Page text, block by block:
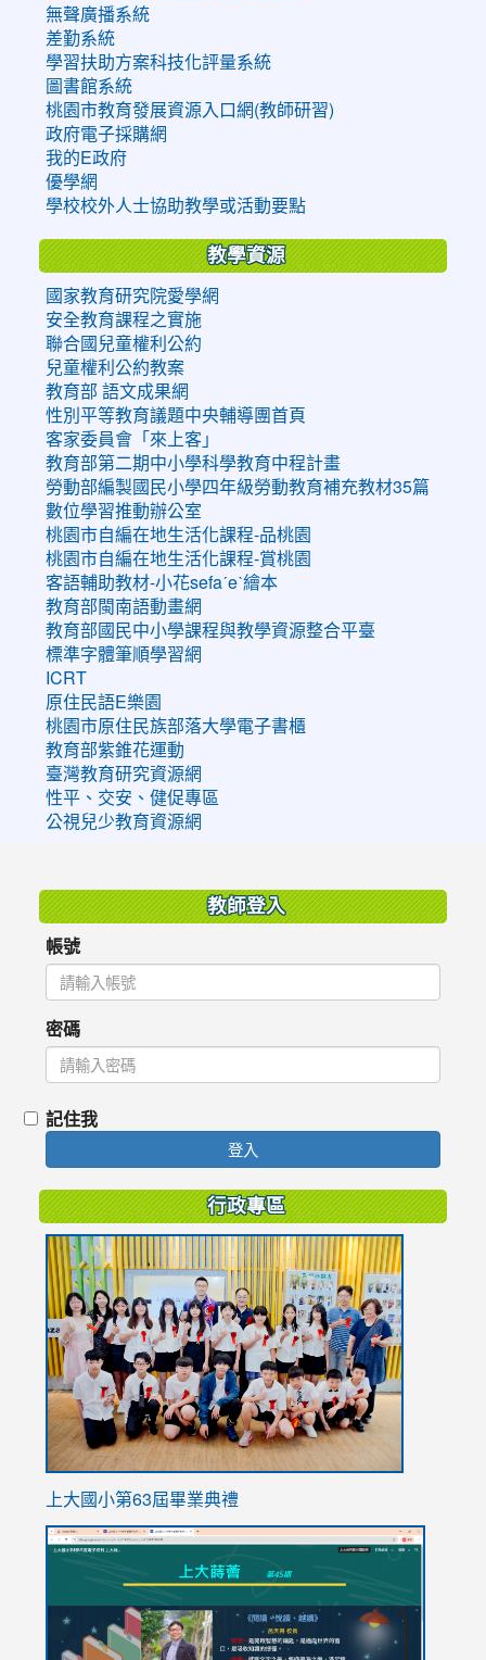
無聲廣播系統
差勤系統
學習扶助方案科技化評量系統
圖書館系統
桃園市教育發展資源入口網(教師研習)
政府電子採購網
我的E政府
優學網
學校校外人士協助教學或活動要點
教學資源
國家教育研究院愛學網
安全教育課程之實施
聯合國兒童權利公約
兒童權利公約教案
教育部 語文成果網
性別平等教育議題中央輔導團首頁
客家委員會「來上客」
教育部第二期中小學科學教育中程計畫
勞動部編製國民小學四年級勞動教育補充教材35篇
數位學習推動辦公室
桃園市自編在地生活化課程-品桃園
桃園市自編在地生活化課程-賞桃園
客語輔助教材-小花sefaˊeˋ繪本
教育部閩南語動畫網
教育部國民中小學課程與教學資源整合平臺
標準字體筆順學習網
ICRT
原住民語E樂園
桃園市原住民族部落大學電子書櫃
教育部紫錐花運動
臺灣教育研究資源網
性平、交安、健促專區
公視兒少教育資源網
教師登入
帳號
密碼
記住我
登入
行政專區
上大國小第63屆畢業典禮
link